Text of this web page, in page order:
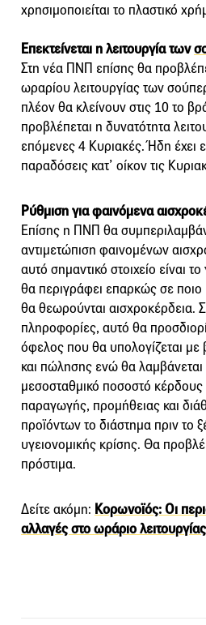
χρησιμοποιείται το πλαστικό
Επεκτείνεται η λειτουργία των
Στη νέα ΠΝΠ επίσης θα
ωραρίου λειτουργίας των
πλέον θα κλείνουν στις 10 το
προβλέπεται η δυνατότητα
επόμενες 4 Κυριακές. Ήδη έχει
παραδόσεις κατ’ οίκον τις
Ρύθμιση για φαινόμενα
Επίσης η ΠΝΠ θα
αντιμετώπιση φαινομένων
αυτό σημαντικό στοιχείο είναι
θα περιγράφει επαρκώς σε ποιο
θα θεωρούνται αισχροκέρδεια.
πληροφορίες, αυτό θα
όφελος που θα υπολογίζεται με
και πώλησης ενώ θα λαμβάνεται
μεσοσταθμικό ποσοστό κέρδους
παραγωγής, προμήθειας και
προϊόντων το διάστημα πριν το
υγειονομικής κρίσης. Θα
πρόστιμα.
Δείτε ακόμη: Κορωνοϊός: Οι
αλλαγές στο ωράριο